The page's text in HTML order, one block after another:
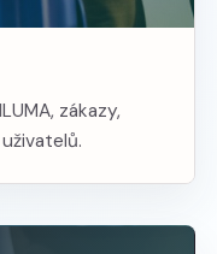
zákazy,